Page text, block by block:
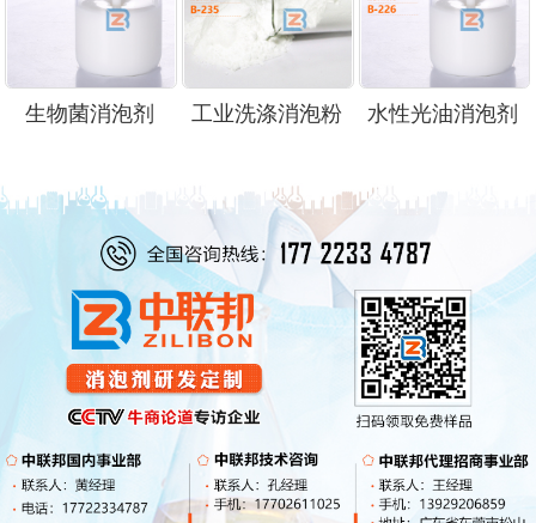
生物菌消泡剂 工业洗涤消泡粉 水性光油消泡剂